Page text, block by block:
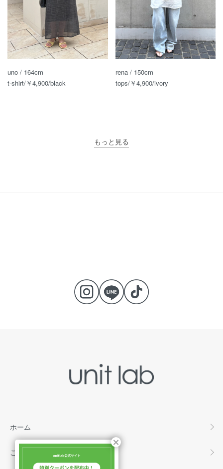
uno / 164cm
t-shirt/￥4,900/black
rena / 150cm
tops/￥4,900/ivory
もっと見る
ホーム
ご利用ガイド